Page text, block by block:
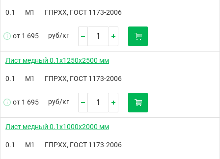
0.1 М1 ГПРХХ, ГОСТ 1173-2006
от 1 695 руб/кг
Лист медный 0.1х1250х2500 мм
0.1 М1 ГПРХХ, ГОСТ 1173-2006
от 1 695 руб/кг
Лист медный 0.1х1000х2000 мм
0.1 М1 ГПРХХ, ГОСТ 1173-2006